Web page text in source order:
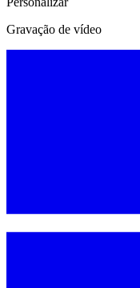
Gravação de vídeo